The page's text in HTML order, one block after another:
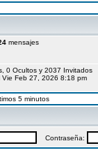
mensajes
0 Ocultos y 2037
Vie Feb 27, 2026 8:18 pm
5 minutos
Contraseña: